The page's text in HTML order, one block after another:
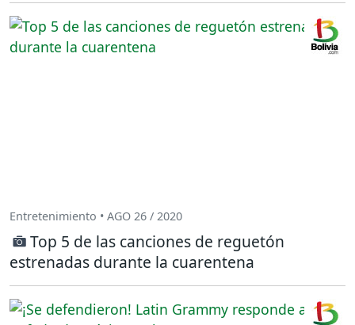
Entretenimiento • AGO 26 / 2020
Top 5 de las canciones de reguetón
estrenadas durante la cuarentena